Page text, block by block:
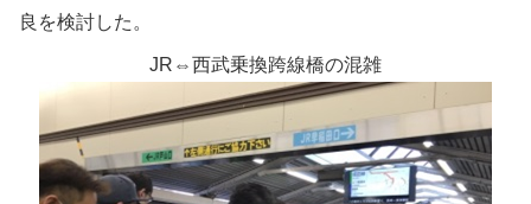
良を検討した。
JR⇔西武乗換跨線橋の混雑